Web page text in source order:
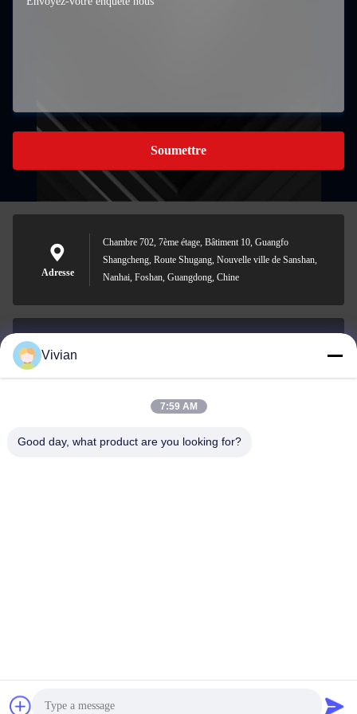
Obtenez le meilleur prix
Soumettre
Adresse
Chambre 702, 7ème étage, Bâtiment 10, Guangfo
Shangcheng, Route Shugang, Nouvelle ville de Sanshan,
Nanhai, Foshan, Guangdong, Chine
0086-158-1879-0524
Guangzhou Benray Medical Equipment Co., Ltd.
Vivian
7:59 AM
Good day, what product are you looking for?